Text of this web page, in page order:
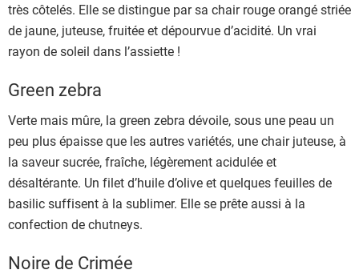
très côtelés. Elle se distingue par sa chair rouge orangé striée
de jaune, juteuse, fruitée et dépourvue d’acidité. Un vrai
rayon de soleil dans l’assiette !
Green zebra
Verte mais mûre, la green zebra dévoile, sous une peau un
peu plus épaisse que les autres variétés, une chair juteuse, à
la saveur sucrée, fraîche, légèrement acidulée et
désaltérante. Un filet d’huile d’olive et quelques feuilles de
basilic suffisent à la sublimer. Elle se prête aussi à la
confection de chutneys.
Noire de Crimée